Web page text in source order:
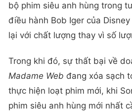
bộ phim siêu anh hùng trong
điều hành Bob Iger của
lại với chất lượng thay vì số
Trong khi đó, sự thất bại về
Madame Web đang xóa sạch
thực hiện loạt phim mới, khi
phim siêu anh hùng mới nhất